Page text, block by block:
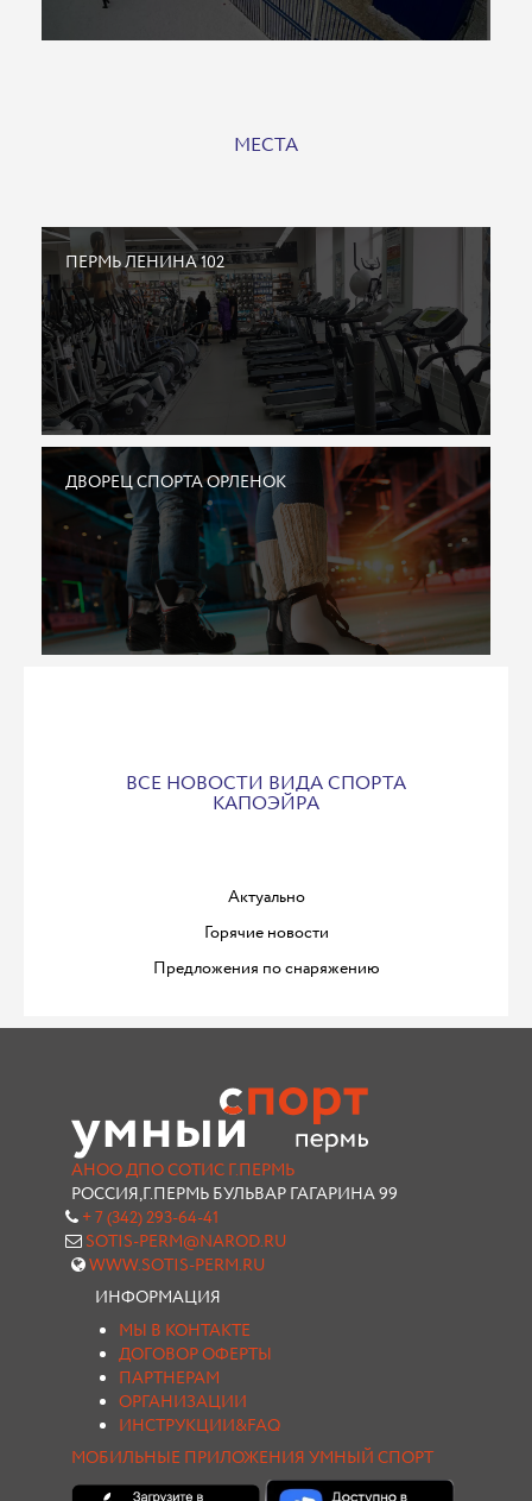
МЕСТА
ПЕРМЬ ЛЕНИНА 102
ДВОРЕЦ СПОРТА ОРЛЕНОК
ВСЕ НОВОСТИ ВИДА СПОРТА
КАПОЭЙРА
Актуально
Горячие новости
Предложения по снаряжению
АНОО ДПО СОТИС Г.ПЕРМЬ
РОССИЯ,Г.ПЕРМЬ БУЛЬВАР ГАГАРИНА 99
+ 7 (342) 293-64-41
SOTIS-PERM@NAROD.RU
WWW.SOTIS-PERM.RU
ИНФОРМАЦИЯ
МЫ В КОНТАКТЕ
ДОГОВОР ОФЕРТЫ
ПАРТНЕРАМ
ОРГАНИЗАЦИИ
ИНСТРУКЦИИ&FAQ
МОБИЛЬНЫЕ ПРИЛОЖЕНИЯ УМНЫЙ СПОРТ